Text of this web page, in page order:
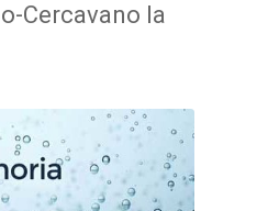
Cercavano la